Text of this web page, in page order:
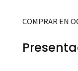
COMPRAR EN